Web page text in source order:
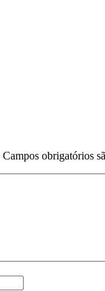
Campos obrigatórios